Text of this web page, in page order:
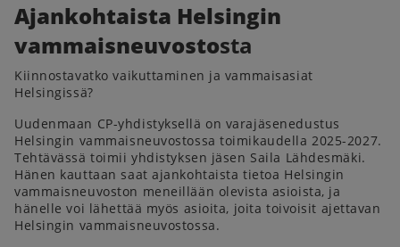
Ajankohtaista Helsingin
vammaisneuvostosta
Kiinnostavatko vaikuttaminen ja vammaisasiat
Helsingissä?
Uudenmaan CP-yhdistyksellä on varajäsenedustus
Helsingin vammaisneuvostossa toimikaudella 2025-2027.
Tehtävässä toimii yhdistyksen jäsen Saila Lähdesmäki.
Hänen kauttaan saat ajankohtaista tietoa Helsingin
vammaisneuvoston meneillään olevista asioista, ja
hänelle voi lähettää myös asioita, joita toivoisit ajettavan
Helsingin vammaisneuvostossa.